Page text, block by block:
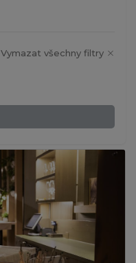
Vymazat všechny filtry